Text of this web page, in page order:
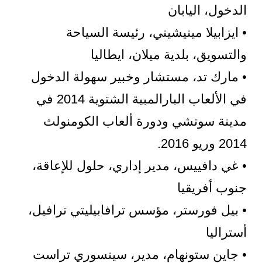
الدخول، اليابان
• ايزابيلا مينيشيني، رئيسة السياحة
والتسويق، بلدية ميلان، ايطاليا
• مارك تد، مستشار وخبير سهولة الدخول
في الألعاب البارالمبية الشتوية 2014 في
مدينة سوتشي ودورة ألعاب الكومنولث
2014 وريو 2016.
• غي دافييس، مدير إداري، حلول للإعاقة،
جنوب أفريقيا
• بيل فورستر، مؤسس ترافابيليتي ترافيل،
أستراليا
• جاين ستونهام، مدير، سينسوري تراست